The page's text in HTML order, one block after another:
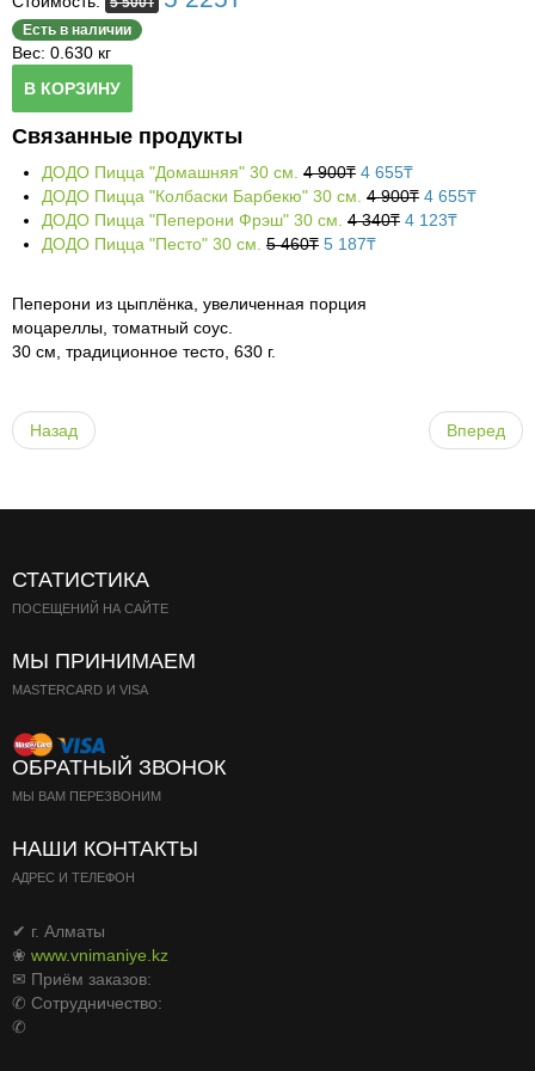
Есть в наличии
Вес: 0.630 кг
В КОРЗИНУ
Связанные продукты
ДОДО Пицца "Домашняя" 30 см. 4 900₸ 4 655₸
ДОДО Пицца "Колбаски Барбекю" 30 см. 4 900₸ 4 655₸
ДОДО Пицца "Пеперони Фрэш" 30 см. 4 340₸ 4 123₸
ДОДО Пицца "Песто" 30 см. 5 460₸ 5 187₸
Пеперони из цыплёнка, увеличенная порция
моцареллы, томатный соус.
30 см, традиционное тесто, 630 г.
Назад Вперед
СТАТИСТИКА
ПОСЕЩЕНИЙ НА САЙТЕ
МЫ ПРИНИМАЕМ
MASTERCARD И VISA
ОБРАТНЫЙ ЗВОНОК
МЫ ВАМ ПЕРЕЗВОНИМ
НАШИ КОНТАКТЫ
АДРЕС И ТЕЛЕФОН
✔ г. Алматы
❀ www.vnimaniye.kz
✉ Приём заказов:
✆ Сотрудничество:
✆
Блюда из конины
Горячие блюда, мясо
Горячие блюда, рыба, морепродукты
Горячие блюда
Сеты
Лапша/Ганфан
Супы
Пицца
Samurai-sushi
Шашлыки
Дастархан
KFC
Бакалея
Хлебо-булочные изделия
Сыры и колбасы
Продукты быстрого приготовления, консервы
Кофе, чай, какао
Овощи, фрукты
Сухофрукты
Средства гигиены
Косметика, парфюмерия
Хозяйственные товары
Хозтовары
Канцтовары
Одежда
Обувь
Газеты и журналы
Политика конфиденциальности